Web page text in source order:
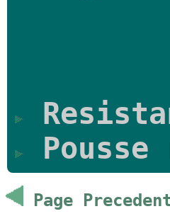
Pousse
Page